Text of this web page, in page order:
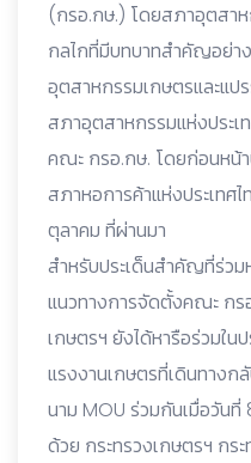
(กรอ.กษ.) โดยสภาอุตสาห
กลไกที่มีบทบาทสำคัญอย่
อุตสาหกรรมเกษตรและแ
สภาอุตสาหกรรมแห่งประเ
คณะ กรอ.กษ. โดยก่อนหน้
สภาหอการค้าแห่งประเทศ
ตุลาคม ที่ผ่านมา
สำหรับประเด็นสำคัญที่ร่ว
แนวทางการจัดตั้งคณะ กร
เกษตรฯ ยังได้หารือร่วมใน
แรงงานเกษตรที่เดินทางก
นาม MOU ร่วมกันเมื่อวัน
ด้วย กระทรวงเกษตรฯ กร